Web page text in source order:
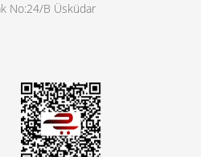
No:24/B Üsküdar